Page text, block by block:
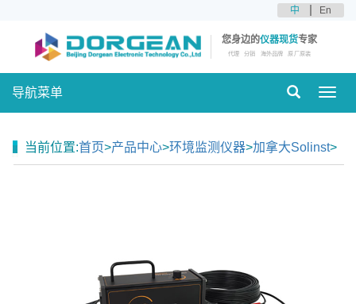
中 En
您身边的仪器现货专家
代理 分销 海外品牌 原厂原装
导航菜单
当前位置:首页>产品中心>环境监测仪器>加拿大Solinst>